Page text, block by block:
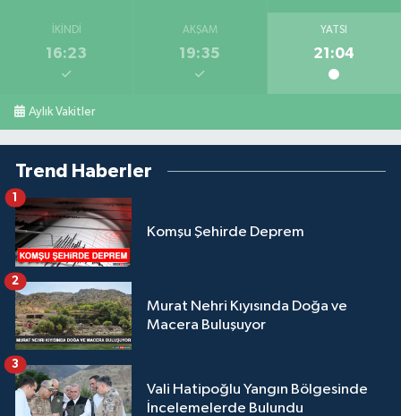
İKINDI
16:23
AKŞAM
19:35
YATSI
21:04
Aylık Vakitler
Trend Haberler
Komşu Şehirde Deprem
1
Murat Nehri Kıyısında Doğa ve
Macera Buluşuyor
2
Vali Hatipoğlu Yangın Bölgesinde
İncelemelerde Bulundu
3